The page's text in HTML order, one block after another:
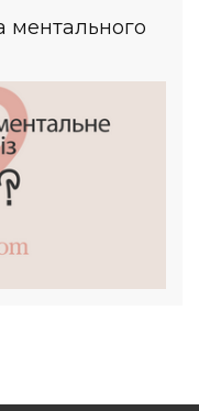
ментального